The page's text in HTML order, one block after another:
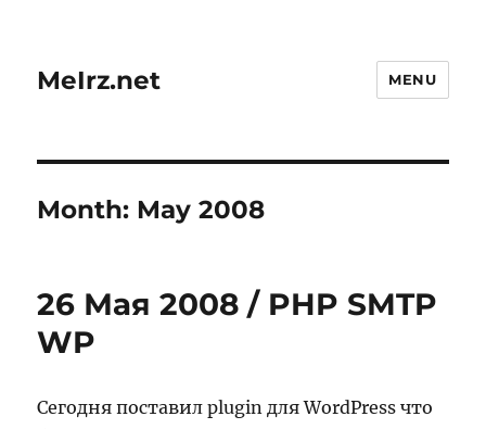
MeIrz.net MENU
Month: May 2008
26 Мая 2008 / PHP SMTP
WP
Сегодня поставил plugin для WordPress что